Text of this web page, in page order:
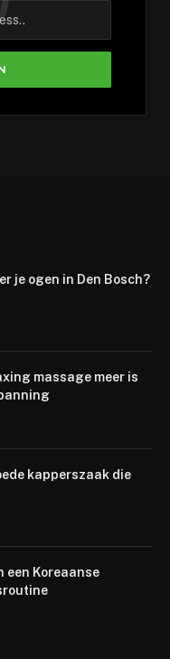
je ogen in Den Bosch?
massage meer is
kapperszaak die
een Koreaanse